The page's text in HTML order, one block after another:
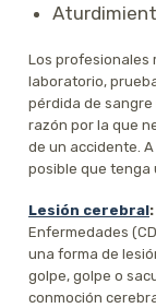
Los profesionales
laboratorio,
pérdida de
razón por la que
de un accidente.
posible que tenga
Lesión cerebral:
Enfermedades
una forma de
golpe, golpe o
conmoción